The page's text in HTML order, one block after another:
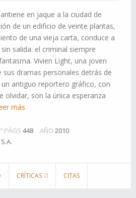
en jaque a la ciudad de
de un edificio de veinte plantas,
de una vieja carta, conduce a
salida: el criminal siempre
Vivien Light, una joven
sus dramas personales detrás de
antiguo reportero gráfico, con
olvidar, son la única esperanza
más
PÁGS 448 AÑO 2010
CRÍTICAS 0 CITAS